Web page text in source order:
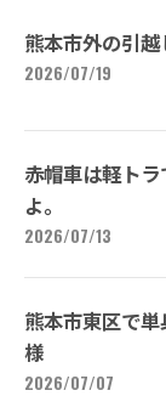
熊本市外の引
2026/07/19
赤帽車は軽ト
よ。
2026/07/13
熊本市東区で
様
2026/07/07